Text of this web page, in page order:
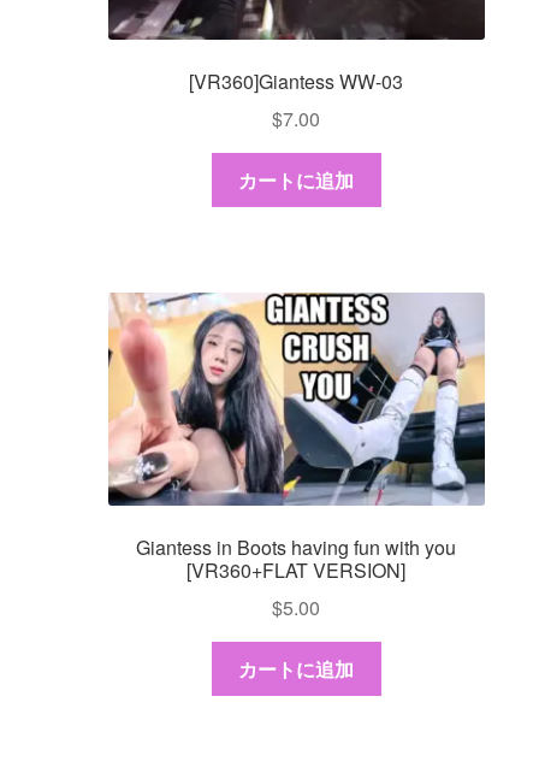
[VR360]Giantess WW-03
$7.00
カートに追加
Giantess in Boots having fun with you
[VR360+FLAT VERSION]
$5.00
カートに追加